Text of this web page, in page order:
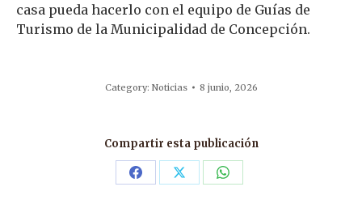
casa pueda hacerlo con el equipo de Guías de
Turismo de la Municipalidad de Concepción.
Category: Noticias 8 junio, 2026
Compartir esta publicación
Share Share Share